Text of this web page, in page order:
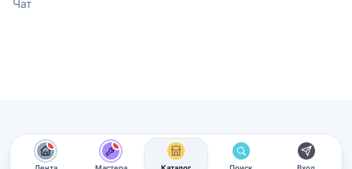
Чат
новые материалы новые материалы